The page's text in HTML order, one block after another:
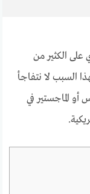
على الكثير من
السبب لا نتفاجأ
أو الماجستير في